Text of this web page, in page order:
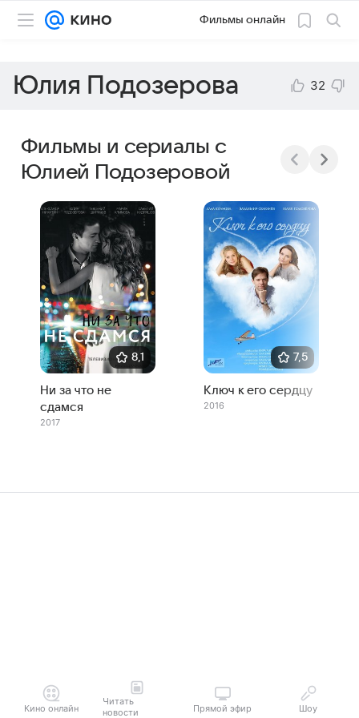
Фильмы онлайн
Юлия Подозерова 32
Фильмы и сериалы с
Юлией Подозеровой
8,1
Ни за что не
сдамся
2017
7,5
Ключ к его сердцу
2016
Кино онлайн
Читать
новости
Прямой эфир Шоу